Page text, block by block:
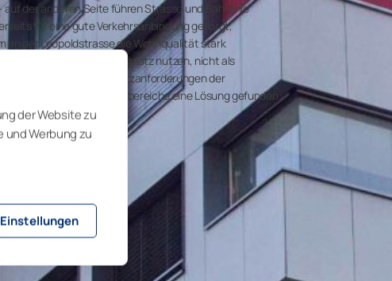
der Website zu
Werbung zu
auf der anderen Seite führen Strasse und Bahnlinie
für eine gute Verkehrsanbindung gesorgt,
an der Leopoldstrasse die Wohnqualität stark
sich hier nur als Abstellplatz nutzen, nicht als
Um die Schallschutzanforderungen der
daher für die Aussenbereiche eine Lösung gefunden